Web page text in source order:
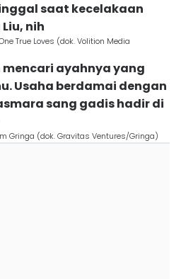
saat kecelakaan
nih
True Loves (dok. Volition Media
mencari ayahnya yang
Usaha berdamai dengan
sang gadis hadir di
Gringa (dok. Gravitas Ventures/Gringa)